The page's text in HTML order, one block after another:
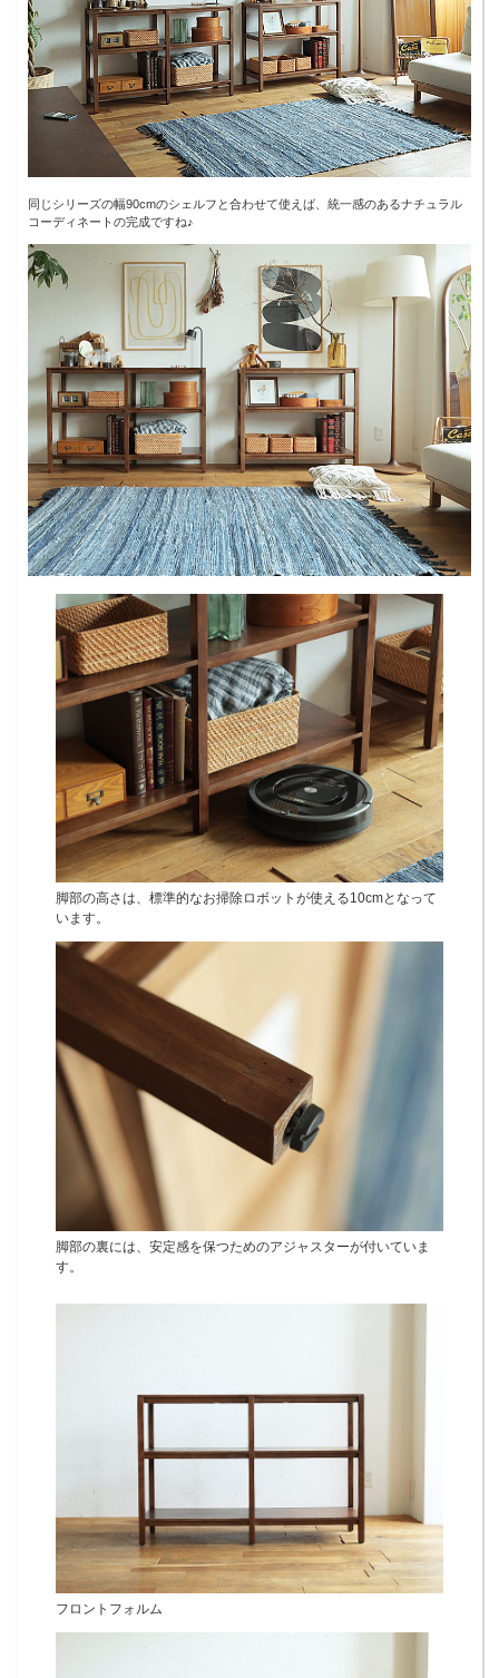
同じシリーズの幅90cmのシェルフと合わせて使えば、統一感のあるナチュラル
コーディネートの完成ですね♪
脚部の高さは、標準的なお掃除ロボットが使える10cmとなって
います。
脚部の裏には、安定感を保つためのアジャスターが付いていま
す。
フロントフォルム